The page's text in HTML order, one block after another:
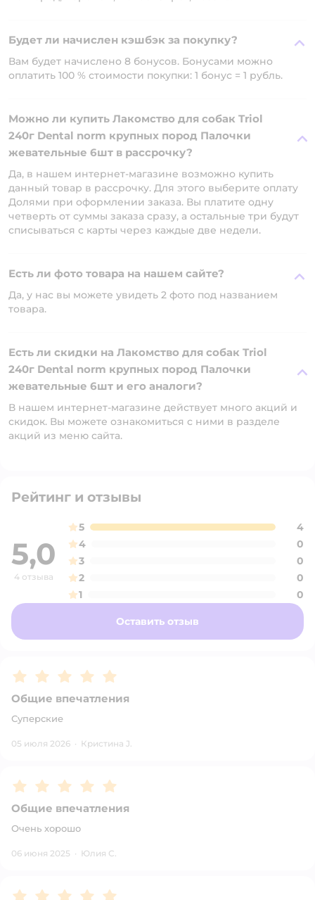
Будет ли начислен кэшбэк за покупку?
Вам будет начислено 8 бонусов. Бонусами можно
оплатить 100 % стоимости покупки: 1 бонус = 1 рубль.
Можно ли купить Лакомство для собак Triol
240г Dental norm крупных пород Палочки
жевательные 6шт в рассрочку?
Да, в нашем интернет-магазине возможно купить
данный товар в рассрочку. Для этого выберите оплату
Долями при оформлении заказа. Вы платите одну
четверть от суммы заказа сразу, а остальные три будут
списываться с карты через каждые две недели.
Есть ли фото товара на нашем сайте?
Да, у нас вы можете увидеть 2 фото под названием
товара.
Есть ли скидки на Лакомство для собак Triol
240г Dental norm крупных пород Палочки
жевательные 6шт и его аналоги?
В нашем интернет-магазине действует много акций и
скидок. Вы можете ознакомиться с ними в разделе
акций из меню сайта.
Рейтинг и отзывы
5,0
4 отзыва
5
4
4
0
3
0
2
0
1
0
Оставить отзыв
Рейтинг:5
Общие впечатления
Суперские
05 июля 2026 · Кристина J.
Рейтинг:5
Общие впечатления
Очень хорошо
06 июня 2025 · Юлия С.
Рейтинг:5